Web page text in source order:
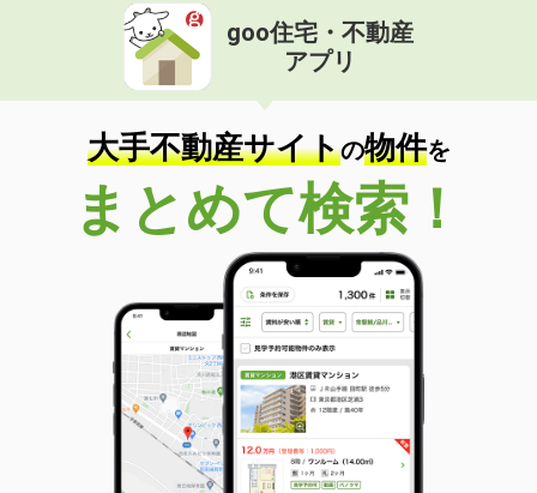
goo住宅・不動産
アプリ
大手不動産サイトの物件を
まとめて検索！